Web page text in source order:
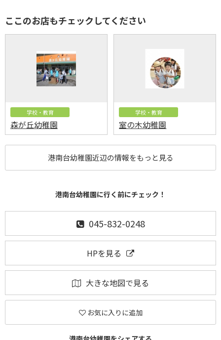
ここのお店もチェックしてください
学校・教育
森が丘幼稚園
学校・教育
室の木幼稚園
港南台幼稚園近辺の情報をもっと見る
港南台幼稚園に行く前にチェック！
045-832-0248
HPを見る
大きな地図で見る
お気に入りに追加